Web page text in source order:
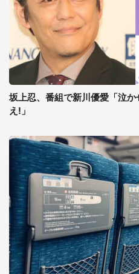
坂上忍、番組で新川優愛「泣
え!」